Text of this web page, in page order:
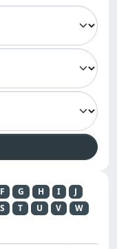
F G H I
J
S T U V
W